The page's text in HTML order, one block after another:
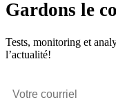
Gardons le
Tests, monitoring et
l’actualité!